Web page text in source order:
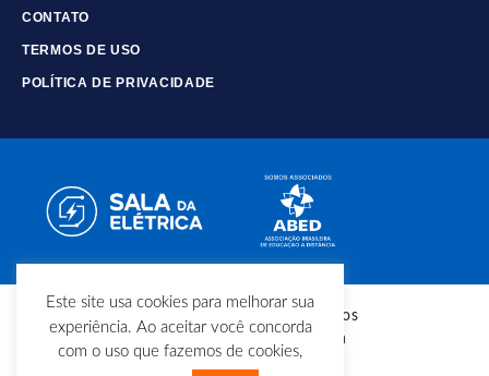
CONTATO
TERMOS DE USO
POLÍTICA DE PRIVACIDADE
© Copyright - Todos os direitos
reservados - Sala da Elétrica
Este site usa cookies para melhorar sua
experiência. Ao aceitar você concorda
com o uso que fazemos de cookies,